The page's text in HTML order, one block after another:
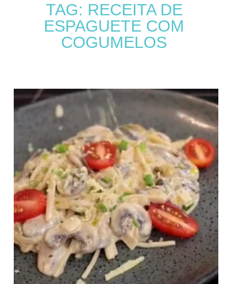
TAG: RECEITA DE
ESPAGUETE COM
COGUMELOS